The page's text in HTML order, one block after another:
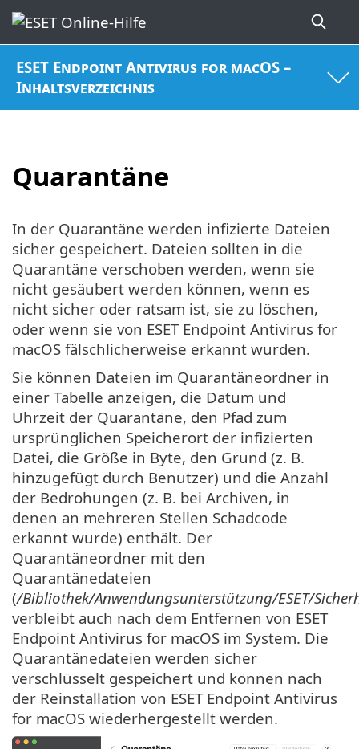
ESET Endpoint Antivirus for macOS –
Inhaltsverzeichnis
Quarantäne
In der Quarantäne werden infizierte Dateien
sicher gespeichert. Dateien sollten in die
Quarantäne verschoben werden, wenn sie
nicht gesäubert werden können, wenn es
nicht sicher oder ratsam ist, sie zu löschen,
oder wenn sie von ESET Endpoint Antivirus for
macOS fälschlicherweise erkannt wurden.
Sie können Dateien im Quarantäneordner in
einer Tabelle anzeigen, die Datum und
Uhrzeit der Quarantäne, den Pfad zum
ursprünglichen Speicherort der infizierten
Datei, die Größe in Byte, den Grund (z. B.
hinzugefügt durch Benutzer) und die Anzahl
der Bedrohungen (z. B. bei Archiven, in
denen an mehreren Stellen Schadcode
erkannt wurde) enthält. Der
Quarantäneordner mit den
Quarantänedateien
(/Bibliothek/Anwendungsunterstützung/ESET/
verbleibt auch nach dem Entfernen von ESET
Endpoint Antivirus for macOS im System. Die
Quarantänedateien werden sicher
verschlüsselt gespeichert und können nach
der Reinstallation von ESET Endpoint Antivirus
for macOS wiederhergestellt werden.